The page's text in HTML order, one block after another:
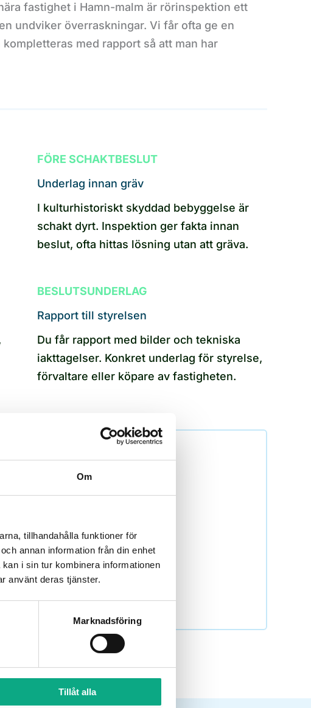
Om
tillhandahålla funktioner för
annan information från din enhet
i sin tur kombinera informationen
använt deras tjänster.
Marknadsföring
Tillåt alla
fastighet i Hamn-malm är rörinspektion ett
undviker överraskningar. Vi får ofta ge en
med rapport så att man har
FÖRE SCHAKTBESLUT
Underlag innan gräv
I kulturhistoriskt skyddad bebyggelse är
schakt dyrt. Inspektion ger fakta innan
beslut, ofta hittas lösning utan att gräva.
BESLUTSUNDERLAG
Rapport till styrelsen
Du får rapport med bilder och tekniska
iakttagelser. Konkret underlag för styrelse,
förvaltare eller köpare av fastigheten.
vad som passar just din